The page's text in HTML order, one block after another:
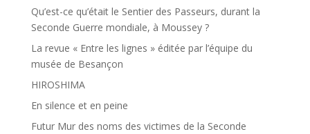
Qu’est-ce qu’était le Sentier des Passeurs, durant la
Seconde Guerre mondiale, à Moussey ?
La revue « Entre les lignes » éditée par l’équipe du
musée de Besançon
HIROSHIMA
En silence et en peine
Futur Mur des noms des victimes de la Seconde